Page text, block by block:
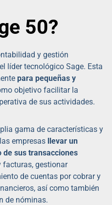
50?
y gestión
líder tecnológico Sage. Esta
para pequeñas y
objetivo facilitar la
de sus actividades.
gama de características y
empresas llevar un
sus transacciones
facturas, gestionar
de cuentas por cobrar y
así como también
de nóminas.